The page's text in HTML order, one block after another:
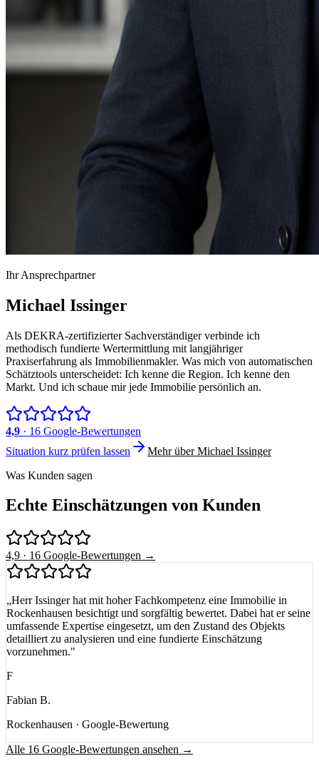
Ihr Ansprechpartner
Michael Issinger
Als DEKRA-zertifizierter Sachverständiger verbinde ich
methodisch fundierte Wertermittlung mit langjähriger
Praxiserfahrung als Immobilienmakler. Was mich von automatischen
Schätztools unterscheidet: Ich kenne die Region. Ich kenne den
Markt. Und ich schaue mir jede Immobilie persönlich an.
4,9 · 16 Google-Bewertungen
Situation kurz prüfen lassen
Mehr über Michael Issinger
Was Kunden sagen
Echte Einschätzungen von Kunden
4,9 · 16 Google-Bewertungen →
„Herr Issinger hat mit hoher Fachkompetenz eine Immobilie in
Rockenhausen besichtigt und sorgfältig bewertet. Dabei hat er seine
umfassende Expertise eingesetzt, um den Zustand des Objekts
detailliert zu analysieren und eine fundierte Einschätzung
vorzunehmen."
F
Fabian B.
Rockenhausen · Google-Bewertung
Alle 16 Google-Bewertungen ansehen →